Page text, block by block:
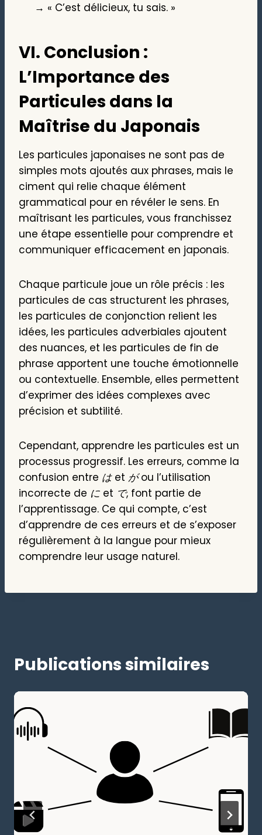
→ « C’est délicieux, tu sais. »
VI. Conclusion :
L’Importance des
Particules dans la
Maîtrise du Japonais
Les particules japonaises ne sont pas de
simples mots ajoutés aux phrases, mais le
ciment qui relie chaque élément
grammatical pour en révéler le sens. En
maîtrisant les particules, vous franchissez
une étape essentielle pour comprendre et
communiquer efficacement en japonais.
Chaque particule joue un rôle précis : les
particules de cas structurent les phrases,
les particules de conjonction relient les
idées, les particules adverbiales ajoutent
des nuances, et les particules de fin de
phrase apportent une touche émotionnelle
ou contextuelle. Ensemble, elles permettent
d’exprimer des idées complexes avec
précision et subtilité.
Cependant, apprendre les particules est un
processus progressif. Les erreurs, comme la
confusion entre はet がou l’utilisation
incorrecte de に et で, font partie de
l’apprentissage. Ce qui compte, c’est
d’apprendre de ces erreurs et de s’exposer
régulièrement à la langue pour mieux
comprendre leur usage naturel.
Publications similaires